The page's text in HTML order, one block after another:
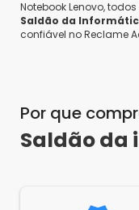
Notebook Lenovo,
Saldão da
confiável no Reclame
Por que
Saldão da